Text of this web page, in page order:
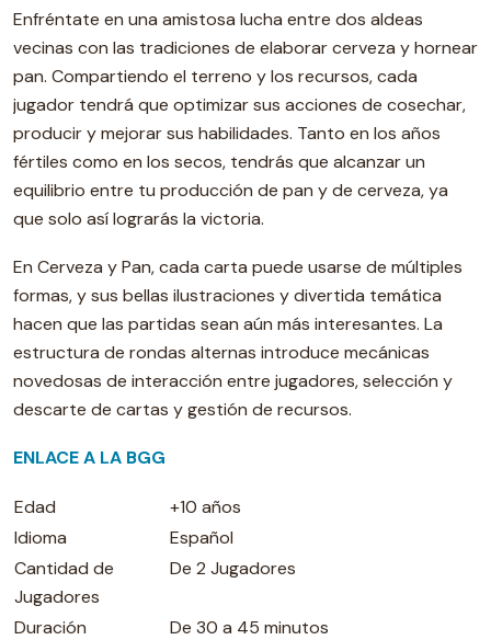
Enfréntate en una amistosa lucha entre dos aldeas
vecinas con las tradiciones de elaborar cerveza y hornear
pan. Compartiendo el terreno y los recursos, cada
jugador tendrá que optimizar sus acciones de cosechar,
producir y mejorar sus habilidades. Tanto en los años
fértiles como en los secos, tendrás que alcanzar un
equilibrio entre tu producción de pan y de cerveza, ya
que solo así lograrás la victoria.
En Cerveza y Pan, cada carta puede usarse de múltiples
formas, y sus bellas ilustraciones y divertida temática
hacen que las partidas sean aún más interesantes. La
estructura de rondas alternas introduce mecánicas
novedosas de interacción entre jugadores, selección y
descarte de cartas y gestión de recursos.
ENLACE A LA BGG
Edad
+10 años
Idioma
Español
Cantidad de
Jugadores
De 2 Jugadores
Duración
De 30 a 45 minutos